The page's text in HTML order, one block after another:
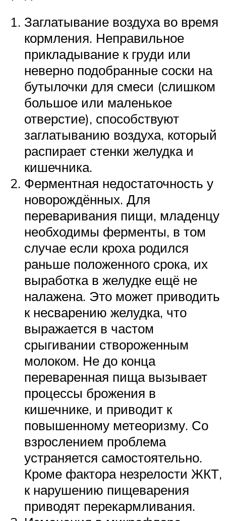
Заглатывание воздуха во время
кормления. Неправильное
прикладывание к груди или
неверно подобранные соски на
бутылочки для смеси (слишком
большое или маленькое
отверстие), способствуют
заглатыванию воздуха, который
распирает стенки желудка и
кишечника.
Ферментная недостаточность у
новорождённых. Для
переваривания пищи, младенцу
необходимы ферменты, в том
случае если кроха родился
раньше положенного срока, их
выработка в желудке ещё не
налажена. Это может приводить
к несварению желудка, что
выражается в частом
срыгивании створоженным
молоком. Не до конца
переваренная пища вызывает
процессы брожения в
кишечнике, и приводит к
повышенному метеоризму. Со
взрослением проблема
устраняется самостоятельно.
Кроме фактора незрелости ЖКТ,
к нарушению пищеварения
приводят перекармливания.